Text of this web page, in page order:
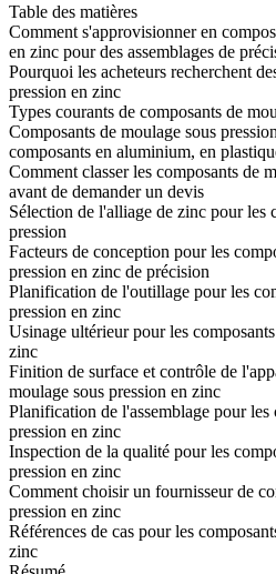
Table des matières
Comment s'approvisionner en
en zinc pour des assemblages de
Pourquoi les acheteurs recherchent
pression en zinc
Types courants de composants de
Composants de moulage sous
composants en aluminium, en
Comment classer les composants de
avant de demander un devis
Sélection de l'alliage de zinc pour les
pression
Facteurs de conception pour les
pression en zinc de précision
Planification de l'outillage pour les
pression en zinc
Usinage ultérieur pour les
zinc
Finition de surface et contrôle de
moulage sous pression en zinc
Planification de l'assemblage pour les
pression en zinc
Inspection de la qualité pour les
pression en zinc
Comment choisir un fournisseur de
pression en zinc
Références de cas pour les
zinc